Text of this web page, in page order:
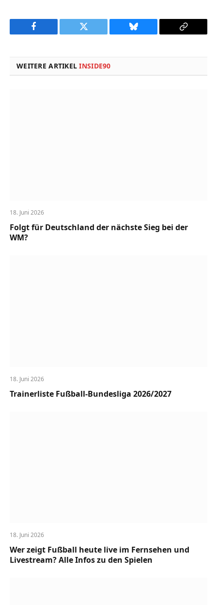
Facebook Twitter Bluesky
Copy
WEITERE ARTIKELINSIDE90
18. Juni 2026
Folgt für Deutschland der nächste Sieg bei der
WM?
18. Juni 2026
Trainerliste Fußball-Bundesliga 2026/2027
18. Juni 2026
Wer zeigt Fußball heute live im Fernsehen und
Livestream? Alle Infos zu den Spielen